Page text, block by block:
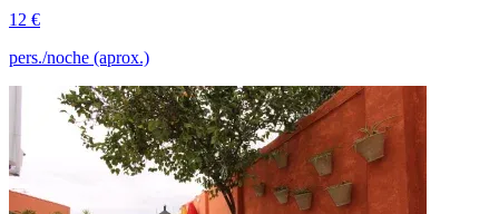
12 €
pers./noche (aprox.)